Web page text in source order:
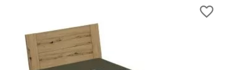
favorite_border